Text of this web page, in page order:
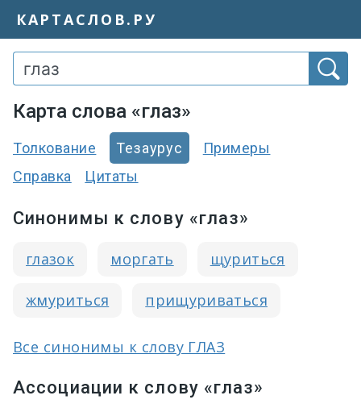
КАРТАСЛОВ.РУ
Карта слова «глаз»
Толкование Тезаурус
Примеры
Справка
Цитаты
Синонимы к слову «глаз»
глазок моргать щуриться
жмуриться прищуриваться
Все синонимы к слову ГЛАЗ
Ассоциации к слову «глаз»